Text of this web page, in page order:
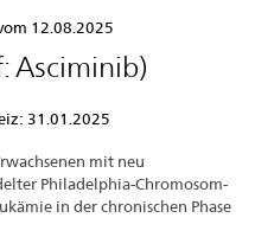
12.08.2025
Asciminib)
31.01.2025
mit neu
Philadelphia-Chromosom-
in der chronischen Phase